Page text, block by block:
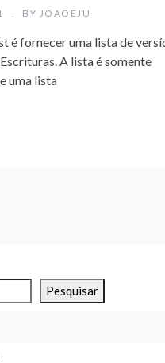
BY JOAOEJU
é fornecer uma lista de
A lista é somente
uma lista
Pesquisar